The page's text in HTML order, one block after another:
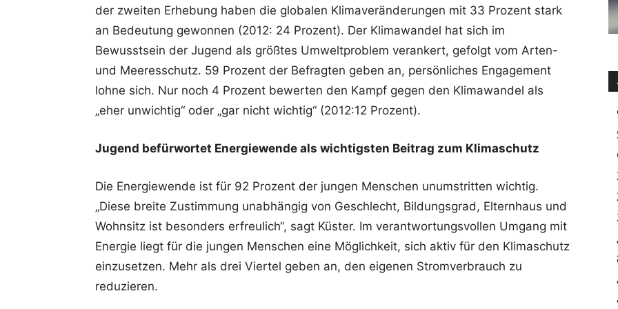
der zweiten Erhebung haben die globalen Klimaveränderungen mit 33 Prozent stark
an Bedeutung gewonnen (2012: 24 Prozent). Der Klimawandel hat sich im
Bewusstsein der Jugend als größtes Umweltproblem verankert, gefolgt vom Arten-
und Meeresschutz. 59 Prozent der Befragten geben an, persönliches Engagement
lohne sich. Nur noch 4 Prozent bewerten den Kampf gegen den Klimawandel als
„eher unwichtig“ oder „gar nicht wichtig“ (2012:12 Prozent).
Jugend befürwortet Energiewende als wichtigsten Beitrag zum Klimaschutz
Die Energiewende ist für 92 Prozent der jungen Menschen unumstritten wichtig.
„Diese breite Zustimmung unabhängig von Geschlecht, Bildungsgrad, Elternhaus und
Wohnsitz ist besonders erfreulich“, sagt Küster. Im verantwortungsvollen Umgang mit
Energie liegt für die jungen Menschen eine Möglichkeit, sich aktiv für den Klimaschutz
einzusetzen. Mehr als drei Viertel geben an, den eigenen Stromverbrauch zu
reduzieren.